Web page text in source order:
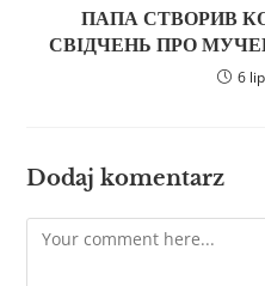
ПАПА СТВОРИВ
СВІДЧЕНЬ ПРО
6
Dodaj komentarz